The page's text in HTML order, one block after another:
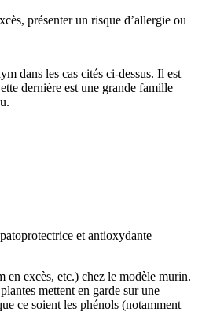
présenter un risque d’allergie ou
dans les cas cités ci-dessus. Il est
dernière est une grande famille
et antioxydante
en excès, etc.) chez le modèle murin.
mettent en garde sur une
ce soient les phénols (notamment